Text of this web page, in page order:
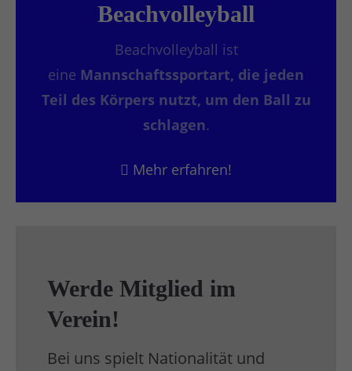
Beachvolleyball
Beachvolleyball ist
eine Mannschaftssportart, die jeden
Teil des Körpers nutzt, um den Ball zu
schlagen.
Mehr erfahren!
Werde Mitglied im
Verein!
Bei uns spielt Nationalität und